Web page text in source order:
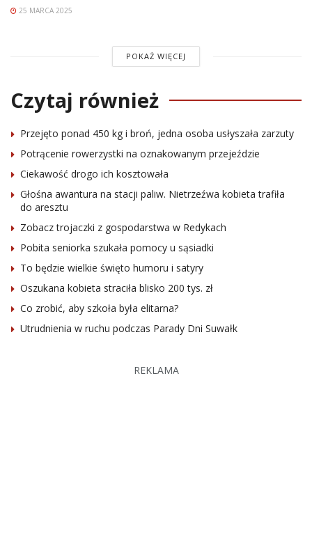
25 MARCA 2025
POKAŻ WIĘCEJ
Czytaj również
Przejęto ponad 450 kg i broń, jedna osoba usłyszała zarzuty
Potrącenie rowerzystki na oznakowanym przejeździe
Ciekawość drogo ich kosztowała
Głośna awantura na stacji paliw. Nietrzeźwa kobieta trafiła
do aresztu
Zobacz trojaczki z gospodarstwa w Redykach
Pobita seniorka szukała pomocy u sąsiadki
To będzie wielkie święto humoru i satyry
Oszukana kobieta straciła blisko 200 tys. zł
Co zrobić, aby szkoła była elitarna?
Utrudnienia w ruchu podczas Parady Dni Suwałk
REKLAMA